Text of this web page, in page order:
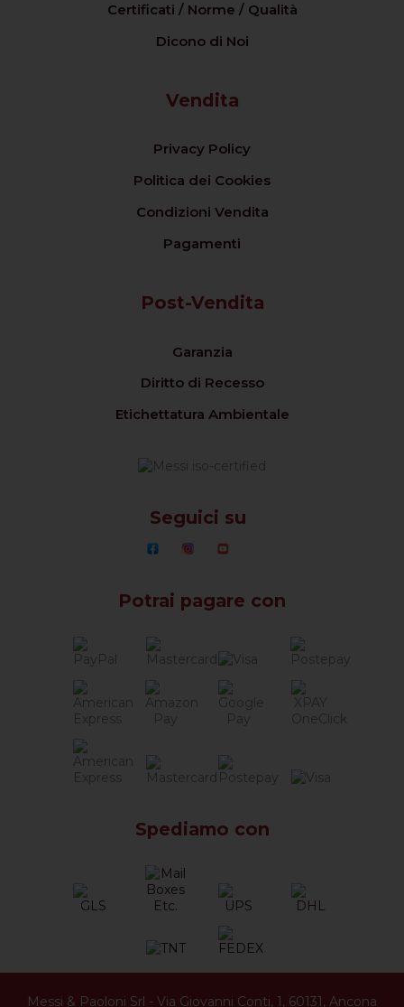
Certificati / Norme / Qualità
Dicono di Noi
Vendita
Privacy Policy
Politica dei Cookies
Condizioni Vendita
Pagamenti
Post-Vendita
Garanzia
Diritto di Recesso
Etichettatura Ambientale
Seguici su
Potrai pagare con
Spediamo con
Messi & Paoloni Srl - Via Giovanni Conti, 1, 60131, Ancona